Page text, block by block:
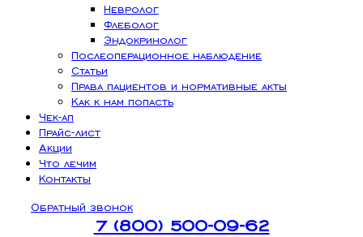
Невролог
Флеболог
Эндокринолог
Послеоперационное наблюдение
Статьи
Права пациентов и нормативные акты
Как к нам попасть
Чек-ап
Прайс-лист
Акции
Что лечим
Контакты
Обратный звонок
7 (800) 500-09-62